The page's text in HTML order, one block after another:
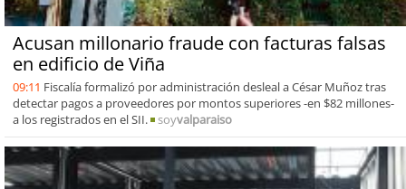
Acusan millonario fraude con facturas falsas
en edificio de Viña
09:11 Fiscalía formalizó por administración desleal a César Muñoz tras
detectar pagos a proveedores por montos superiores -en $82 millones-
a los registrados en el SII.
soyvalparaiso